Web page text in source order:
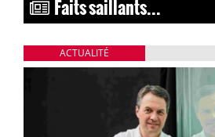
ACTUALITÉ